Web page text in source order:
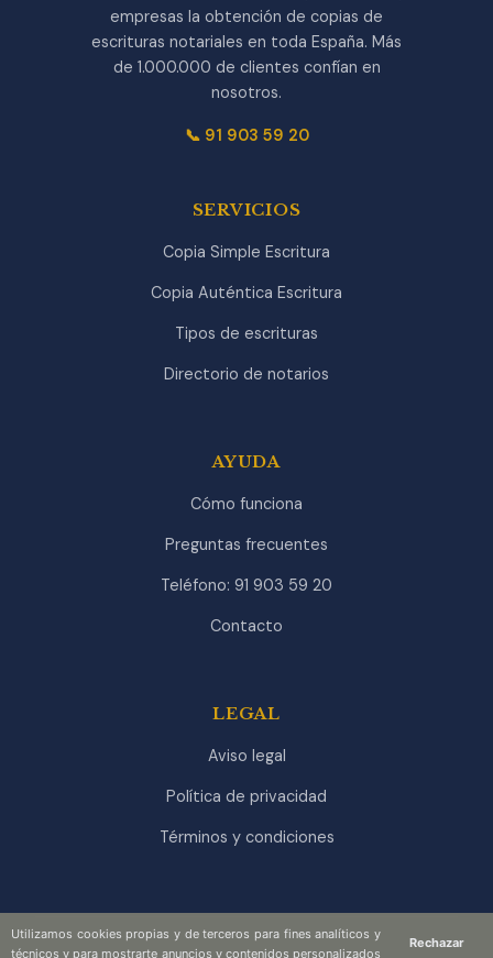
Utilizamos cookies propias y de terceros para fines analíticos y
técnicos y para mostrarte anuncios y contenidos personalizados
Rechazar
empresas la obtención de copias de
escrituras notariales en toda España. Más
de 1.000.000 de clientes confían en
nosotros.
📞 91 903 59 20
SERVICIOS
Copia Simple Escritura
Copia Auténtica Escritura
Tipos de escrituras
Directorio de notarios
AYUDA
Cómo funciona
Preguntas frecuentes
Teléfono: 91 903 59 20
Contacto
LEGAL
Aviso legal
Política de privacidad
Términos y condiciones